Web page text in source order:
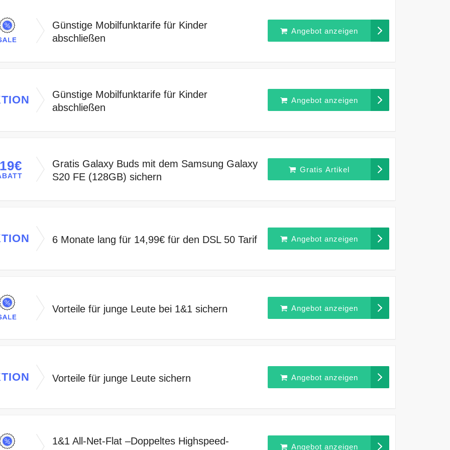
Günstige Mobilfunktarife für Kinder
abschließen
Angebot anzeigen
Günstige Mobilfunktarife für Kinder
abschließen
Angebot anzeigen
Gratis Galaxy Buds mit dem Samsung Galaxy
S20 FE (128GB) sichern
Gratis Artikel
6 Monate lang für 14,99€ für den DSL 50 Tarif Angebot anzeigen
Vorteile für junge Leute bei 1&1 sichern Angebot anzeigen
Vorteile für junge Leute sichern Angebot anzeigen
1&1 All-Net-Flat –Doppeltes Highspeed-
Angebot anzeigen